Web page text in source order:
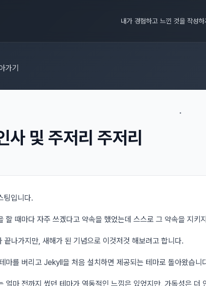
내가 경험하고 느낀 것을 작성
가기
•
사 및 주저리 주저리
팅입니다.
할 때마다 자주 쓰겠다고 약속을 했었는데 스스로 그 약속을 지
끝나가지만, 새해가 된 기념으로 이것저것 해보려고 합니다.
마를 버리고 Jekyll을 처음 설치하면 제공되는 테마로 돌아왔습니
얼마 전까지 썼던 테마가 역동적인 느낌은 있었지만, 가독성은 더